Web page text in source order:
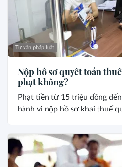
Tư vấn pháp luật
Nộp hồ sơ quyết toán
phạt không?
Phạt tiền từ 15 triệu đồng
hành vi nộp hồ sơ khai thuế